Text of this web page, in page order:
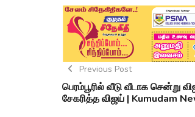
Previous Post
பெரம்பூரில் வீடு வீடாக சென்று
சேகரித்த விஜய் | Kumudam